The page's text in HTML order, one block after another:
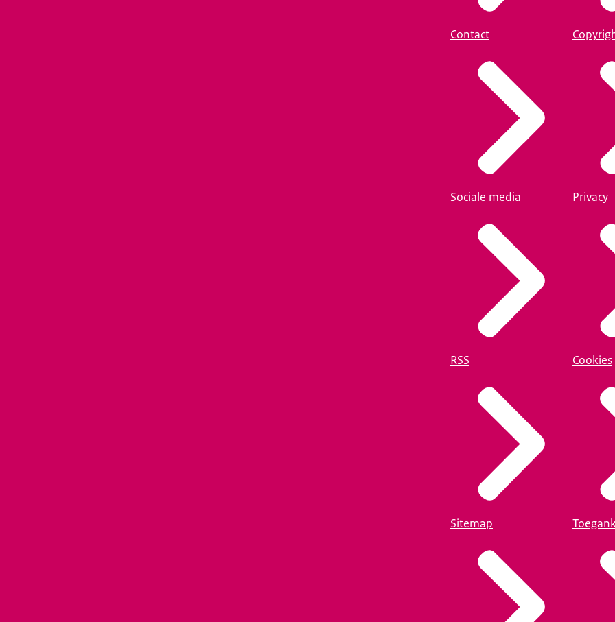
Contact
Sociale media
RSS
Sitemap
Privacy
Cookies